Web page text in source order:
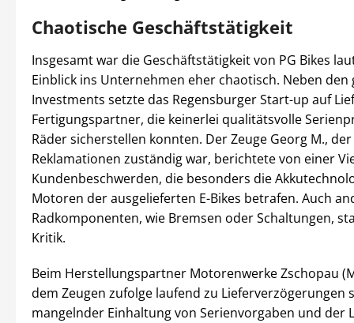
Chaotische Geschäftstätigkeit
Insgesamt war die Geschäftstätigkeit von PG Bikes
Einblick ins Unternehmen eher chaotisch. Neben den
Investments setzte das Regensburger Start-up auf
Fertigungspartner, die keinerlei qualitätsvolle
Räder sicherstellen konnten. Der Zeuge Georg M.,
Reklamationen zuständig war, berichtete von einer
Kundenbeschwerden, die besonders die
Motoren der ausgelieferten E-Bikes betrafen. Auch
Radkomponenten, wie Bremsen oder Schaltungen,
Kritik.
Beim Herstellungspartner Motorenwerke Zschopau
dem Zeugen zufolge laufend zu Lieferverzögerungen
mangelnder Einhaltung von Serienvorgaben und der